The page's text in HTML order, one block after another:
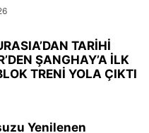
TARİHİ
ŞANGHAY’A İLK
TRENİ YOLA ÇIKTI
Yenilenen